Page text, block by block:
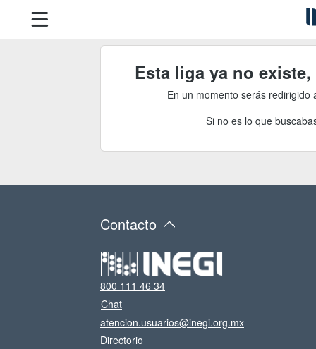
Esta liga ya no
En un momento serás
Si no es lo que
Contacto
800 111 46 34
Chat
atencion.usuarios@inegi.org.mx
Directorio